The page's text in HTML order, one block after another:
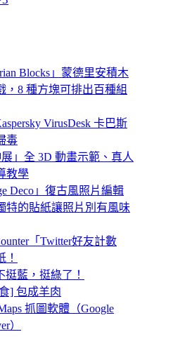
Blocks」蒙德里安積木
，8 種方塊可排出百種組
VirusDesk 卡巴斯
毒
展」全 3D 動畫示範、真人
教學
Deco」復古風照片編輯
特的貼紙讓照片別有風味
「Twitter好友計數
！
挺藍，挺綠了！
] 包成羊肉
抓圖軟體（Google
）